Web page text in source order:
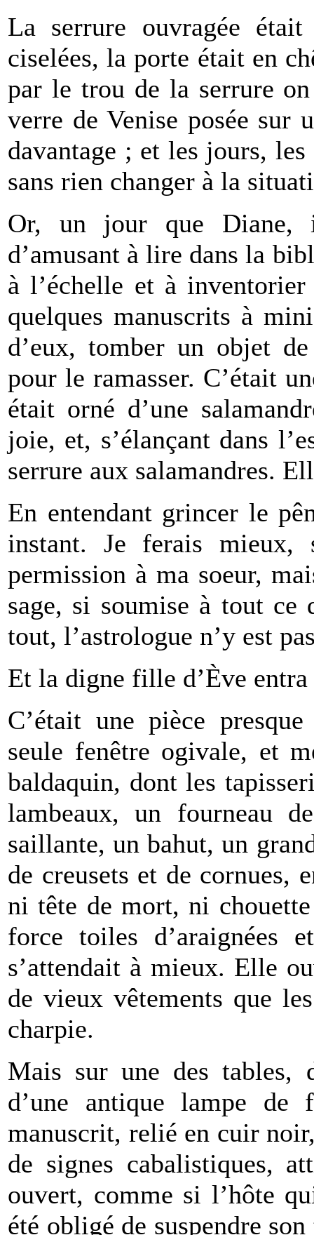
La serrure ouvragée
ciselées, la porte était en
par le trou de la serrure
verre de Venise posée sur
davantage ; et les jours,
sans rien changer à la
Or, un jour que Diane,
d’amusant à lire dans la
à l’échelle et à
quelques manuscrits à
d’eux, tomber un objet
pour le ramasser. C’était
était orné d’une
joie, et, s’élançant dans
serrure aux salamandres.
En entendant grincer le
instant. Je ferais mieux,
permission à ma soeur,
sage, si soumise à tout
tout, l’astrologue n’y est
Et la digne fille d’Ève
C’était une pièce
seule fenêtre ogivale, et
baldaquin, dont les
lambeaux, un fourneau
saillante, un bahut, un
de creusets et de cornues,
ni tête de mort, ni
force toiles d’araignées
s’attendait à mieux. Elle
de vieux vêtements que
charpie.
Mais sur une des tables,
d’une antique lampe
manuscrit, relié en cuir
de signes cabalistiques,
ouvert, comme si l’hôte
été obligé de suspendre